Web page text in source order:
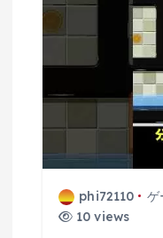
phi72110 ゲ
10 views